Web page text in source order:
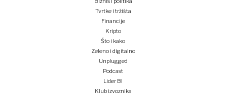
Tvrtke i tržišta
Financije
Kripto
Što i kako
Zeleno i digitalno
Unplugged
Podcast
Lider BI
Klub izvoznika